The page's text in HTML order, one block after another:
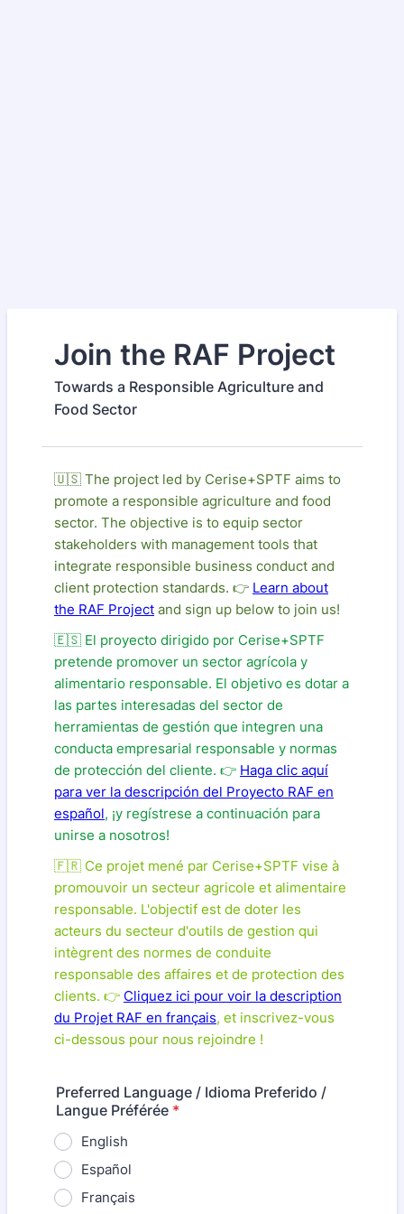
Join the RAF Project
Towards a Responsible Agriculture and
Food Sector
🇺🇸 The project led by Cerise+SPTF aims to
promote a responsible agriculture and food
sector. The objective is to equip sector
stakeholders with management tools that
integrate responsible business conduct and
client protection standards. 👉 Learn about
the RAF Project and sign up below to join us!
🇪🇸 El proyecto dirigido por Cerise+SPTF
pretende promover un sector agrícola y
alimentario responsable. El objetivo es dotar a
las partes interesadas del sector de
herramientas de gestión que integren una
conducta empresarial responsable y normas
de protección del cliente. 👉 Haga clic aquí
para ver la descripción del Proyecto RAF en
español, ¡y regístrese a continuación para
unirse a nosotros!
🇫🇷 Ce projet mené par Cerise+SPTF vise à
promouvoir un secteur agricole et alimentaire
responsable. L'objectif est de doter les
acteurs du secteur d'outils de gestion qui
intègrent des normes de conduite
responsable des affaires et de protection des
clients. 👉 Cliquez ici pour voir la description
du Projet RAF en français, et inscrivez-vous
ci-dessous pour nous rejoindre !
Preferred Language / Idioma Preferido /
Langue Préférée *
English
Español
Français